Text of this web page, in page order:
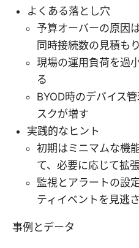
よくある落とし穴
予算オーバーの原因
同時接続数の見積もり
現場の運用負荷を過
る
BYOD時のデバイス
スクが増す
実践的なヒント
初期はミニマムな機
て、必要に応じて拡
監視とアラートの設
ティイベントを見逃
事例とデータ